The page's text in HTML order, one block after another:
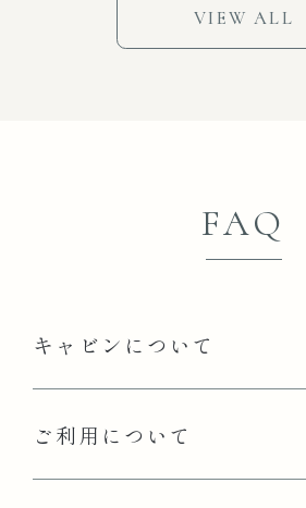
VIEW ALL
FAQ
キャビンについて
ご利用について